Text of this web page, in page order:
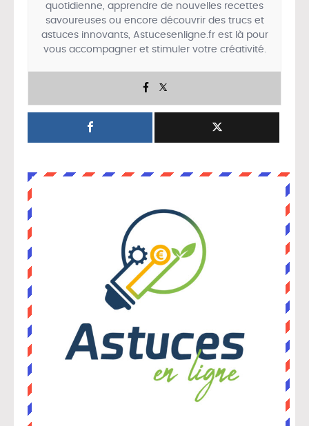
quotidienne, apprendre de nouvelles recettes
savoureuses ou encore découvrir des trucs et
astuces innovants, Astucesenligne.fr est là pour
vous accompagner et stimuler votre créativité.